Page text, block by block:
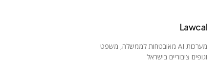
Lawcal
מערכות AI מאובטחות לממשלה, משפט
וגופים ציבוריים בישראל